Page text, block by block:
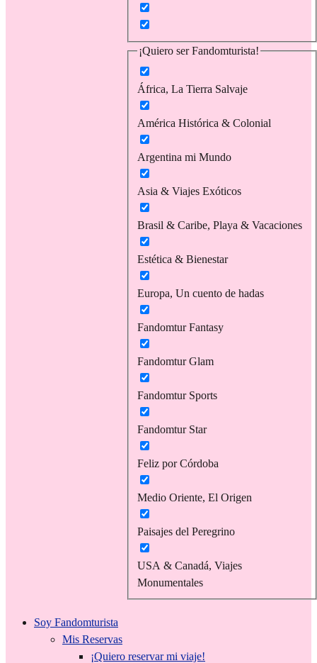
¡Quiero ser Fandomturista!
África, La Tierra Salvaje
América Histórica & Colonial
Argentina mi Mundo
Asia & Viajes Exóticos
Brasil & Caribe, Playa & Vacaciones
Estética & Bienestar
Europa, Un cuento de hadas
Fandomtur Fantasy
Fandomtur Glam
Fandomtur Sports
Fandomtur Star
Feliz por Córdoba
Medio Oriente, El Origen
Paisajes del Peregrino
USA & Canadá, Viajes
Monumentales
Soy Fandomturista
Mis Reservas
¡Quiero reservar mi viaje!